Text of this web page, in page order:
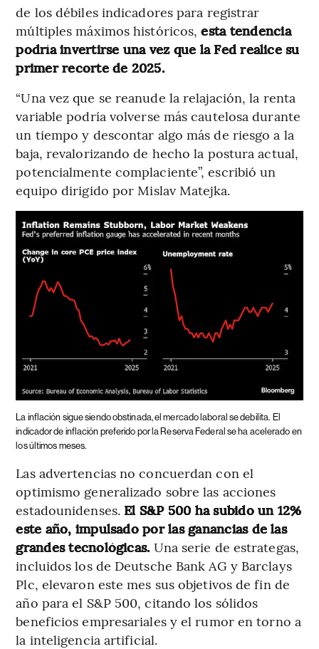
de los débiles indicadores para registrar
múltiples máximos históricos,esta tendencia
podría invertirse una vez que la Fed realice su
primer recorte de 2025.
“Una vez que se reanude la relajación, la renta
variable podría volverse más cautelosa durante
un tiempo y descontar algo más de riesgo a la
baja, revalorizando de hecho la postura actual,
potencialmente complaciente”, escribió un
equipo dirigido por Mislav Matejka.
La inflación sigue siendo obstinada, el mercado laboral se debilita. El
indicador de inflación preferido por la Reserva Federal se ha acelerado en
los últimos meses.
Las advertencias no concuerdan con el
optimismo generalizado sobre las acciones
estadounidenses. El S&P 500 ha subido un 12%
este año, impulsado por las ganancias de las
grandes tecnológicas. Una serie de estrategas,
incluidos los de Deutsche Bank AG y Barclays
Plc, elevaron este mes sus objetivos de fin de
año para el S&P 500, citando los sólidos
beneficios empresariales y el rumor en torno a
la inteligencia artificial.